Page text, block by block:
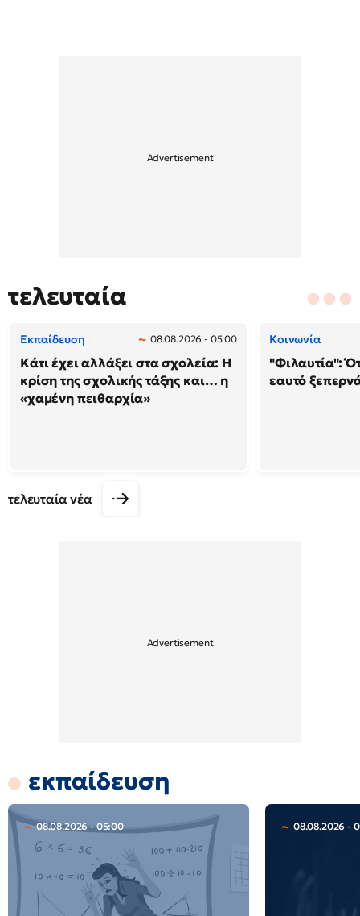
τελευταία
Εκπαίδευση 08.08.2026 - 05:00
Κάτι έχει αλλάξει στα σχολεία: H
κρίση της σχολικής τάξης και… η
«χαμένη πειθαρχία»
Κοινωνία
"Φιλαυτία":
εαυτό
τελευταία νέα
εκπαίδευση
08.08.2026 - 05:00 08.08.2026 -